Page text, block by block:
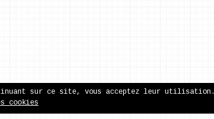
sur ce site, vous acceptez leur utilisation.
cookies